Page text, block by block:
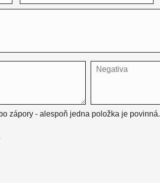
zápory - alespoň jedna položka je povinná.